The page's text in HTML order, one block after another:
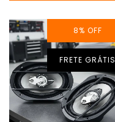
8% OFF
FRETE GRÁTIS